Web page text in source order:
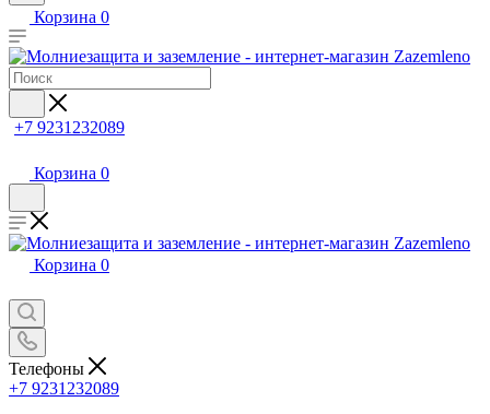
Корзина 0
+7 9231232089
Корзина 0
Корзина 0
Телефоны
+7 9231232089